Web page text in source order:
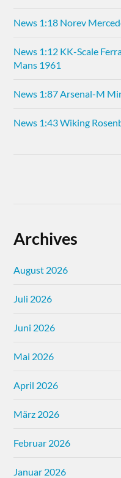
News 1:18 Norev
News 1:12 KK-Scale
Mans 1961
News 1:87 Arsenal-M
News 1:43 Wiking
Archives
August 2026
Juli 2026
Juni 2026
Mai 2026
April 2026
März 2026
Februar 2026
Januar 2026